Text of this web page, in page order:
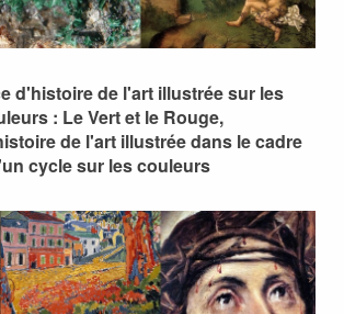
d'histoire de l'art illustrée sur les
: Le Vert et le Rouge,
de l'art illustrée dans le cadre
cycle sur les couleurs